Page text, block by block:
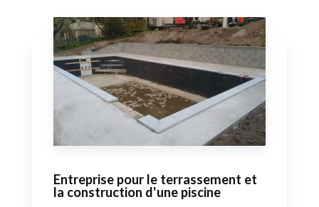
Entreprise pour le terrassement et
la construction d'une piscine